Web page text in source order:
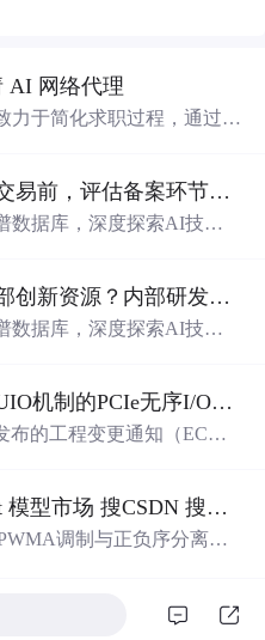
AI 网络代理
力于简化求职过程，通过自
科技成果转化项目进场交易前，评估备案环节需要准备哪些材料？.docx
数据库，深度探索AI技术
推动科技创新与产业创新国央企如何系统识别外部创新资源？内部研发体系完善，但对外部高校、中小科技企业技术能力缺乏动态认知。.docx
数据库，深度探索AI技术
推动科技创新与产业创新【高速互连技术】基于UIO机制的PCIe无序I/O扩展：多路径架构下内存请求的高性能传输与排序控制方案设计
布的工程变更通知（EC
统的限制。UIO基于Flit模
层包）类型和规则，允许
博客 下载 社区 AtomGit 模型市场 搜CSDN 搜索 AI 搜索 会员中心 创作中心 基于DPWMA调制与正负序分离的ANPC三电平并网逆变器前馈控制策略研究（Simulink仿真实现）
调制与正负序分离的
过采用有源中点箝位（AN